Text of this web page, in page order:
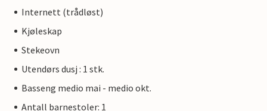
Internett (trådløst)
Kjøleskap
Stekeovn
Utendørs dusj : 1 stk.
Basseng medio mai - medio okt.
Antall barnestoler: 1